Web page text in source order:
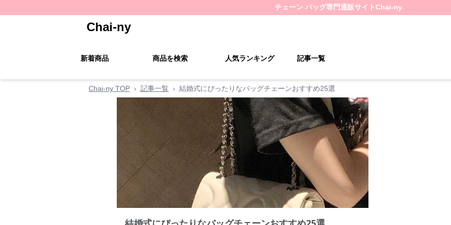
チェーン バッグ専門通販サイトChai-ny
Chai-ny
新着商品 商品を検索 人気ランキング 記事一覧
Chai-ny TOP › 記事一覧 › 結婚式にぴったりなバッグチェーンおすすめ25選